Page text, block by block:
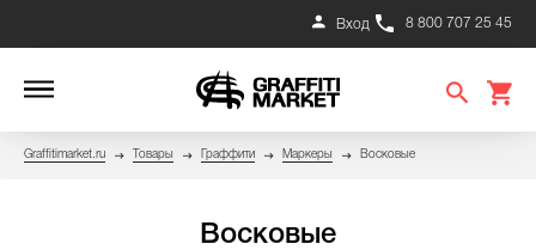
8 800 707 25 45
Вход
Graffitimarket.ru Товары Граффити Маркеры Восковые
Восковые